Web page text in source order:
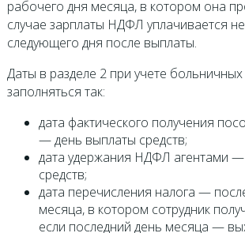
рабочего дня месяца, в котором она
случае зарплаты НДФЛ уплачивается
следующего дня после выплаты.
Даты в разделе 2 при учете больничных
заполняться так:
дата фактического получения
— день выплаты средств;
дата удержания НДФЛ агентами
средств;
дата перечисления налога —
месяца, в котором сотрудник
если последний день месяца —